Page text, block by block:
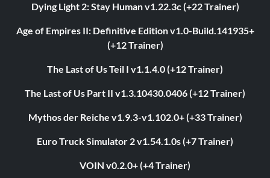
Dying Light 2: Stay Human v1.22.3c (+22 Trainer)
Age of Empires II: Definitive Edition v1.0-Build.141935+
(+12 Trainer)
The Last of Us Teil I v1.1.4.0 (+12 Trainer)
The Last of Us Part II v1.3.10430.0406 (+12 Trainer)
Mythos der Reiche v1.9.3-v1.102.0+ (+33 Trainer)
Euro Truck Simulator 2 v1.54.1.0s (+7 Trainer)
VOIN v0.2.0+ (+4 Trainer)